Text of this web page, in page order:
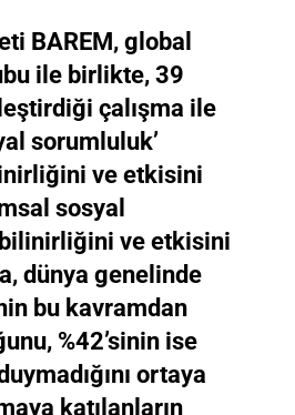
BAREM, global
ile birlikte, 39
çalışma ile
sorumluluk’
ve etkisini
sosyal
ve etkisini
dünya genelinde
bu kavramdan
%42’sinin ise
ortaya
katılanların